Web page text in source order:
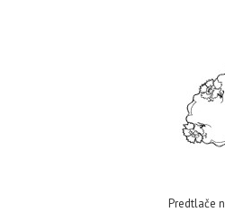
Predtlače